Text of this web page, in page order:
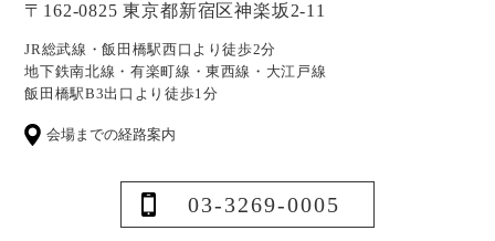
〒162-0825 東京都新宿区神楽坂2-11
JR総武線・飯田橋駅西口より徒歩2分
地下鉄南北線・有楽町線・東西線・大江戸線
飯田橋駅B3出口より徒歩1分
会場までの経路案内
03-3269-0005